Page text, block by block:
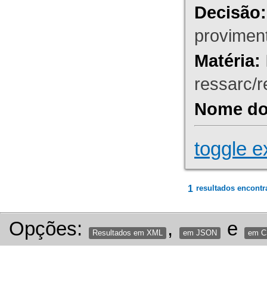
Decisão:
Matéria:
ressarc/
Nome
toggle
1 resultados
Opções: Resultados em XML , em JSON e em